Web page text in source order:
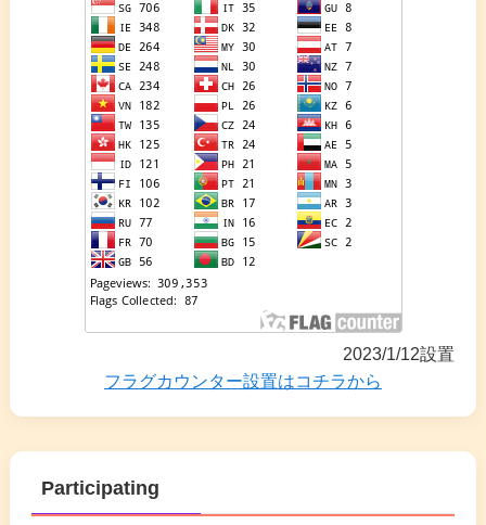
2023/1/12設置
フラグカウンター設置はコチラから
Participating